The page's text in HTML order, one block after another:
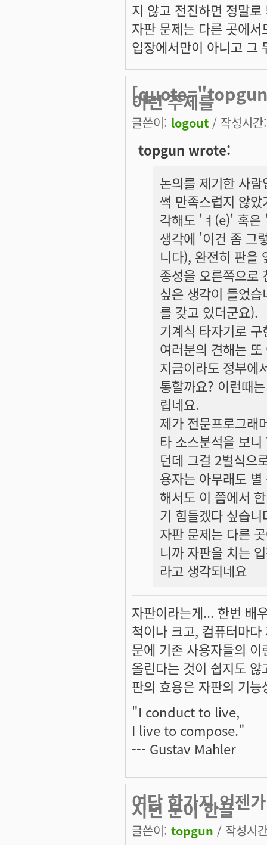
지 않고 전진하면 정말
자판 문제는 다른 곳에
입장에서만이 아니고 그
이런 주제를
글쓴이: logout / 작성시
topgun wrote:
논의를 제기한 사
썩 만족스럽지 않
각해도 'ㅕ(e)' 혹은
생각에 '이건 좀 그
니다), 완전히 판을
종성을 오른쪽으로
싶은 생각이 들었
를 갖고 있더군요).
기계식 타자기로
여러분의 견해는
지금이라도 정부에
통할까요? 이런때
립네요.
제가 전문프로그래
타 소스분석을 보
던데 그걸 2벌식으
용자는 아무래도
해서도 이 쯤에서
기 힘들겠다 싶습니
자판 문제는 다른
니까 자판을 치는
라고 생각되네요
자판이라는게... 한번
척이나 크고, 컴퓨터마
문에 기존 사용자들의
올린다는 것이 쉽지도
판의 효용은 자판의 기
"I conduct to live,
I live to compose."
--- Gustav Mahler
여담 한가지.언젠
시던 분이 한글
글쓴이: topgun / 작성시